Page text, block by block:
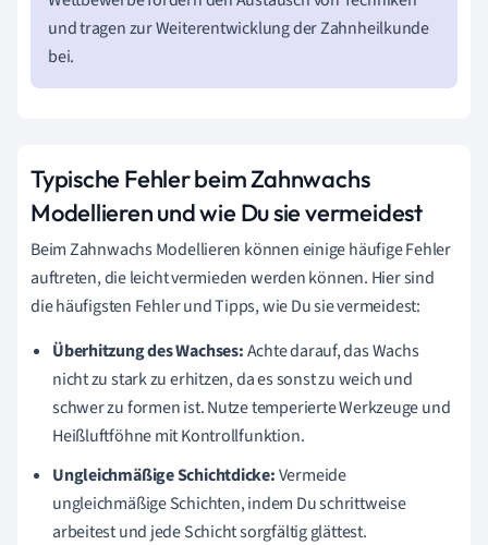
und tragen zur Weiterentwicklung der Zahnheilkunde
bei.
Typische Fehler beim Zahnwachs
Modellieren und wie Du sie vermeidest
Beim Zahnwachs Modellieren können einige häufige Fehler
auftreten, die leicht vermieden werden können. Hier sind
die häufigsten Fehler und Tipps, wie Du sie vermeidest:
Überhitzung des Wachses:Achte darauf, das Wachs
nicht zu stark zu erhitzen, da es sonst zu weich und
schwer zu formen ist. Nutze temperierte Werkzeuge und
Heißluftföhne mit Kontrollfunktion.
Ungleichmäßige Schichtdicke:Vermeide
ungleichmäßige Schichten, indem Du schrittweise
arbeitest und jede Schicht sorgfältig glättest.